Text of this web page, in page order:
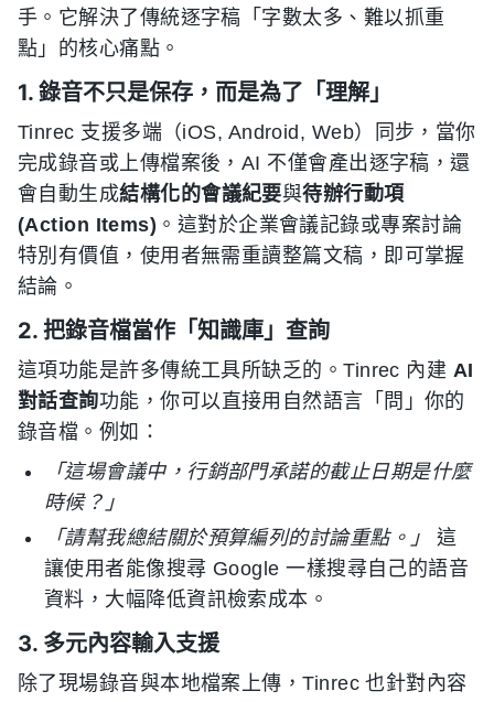
手。它解決了傳統逐字稿「字數太多、難以抓重
點」的核心痛點。
1. 錄音不只是保存，而是為了「理解」
Tinrec 支援多端（iOS, Android, Web）同步，當你
完成錄音或上傳檔案後，AI 不僅會產出逐字稿，還
會自動生成結構化的會議紀要與待辦行動項
(Action Items) 。這對於企業會議記錄或專案討論
特別有價值，使用者無需重讀整篇文稿，即可掌握
結論。
2. 把錄音檔當作「知識庫」查詢
這項功能是許多傳統工具所缺乏的。Tinrec 內建 AI
對話查詢功能，你可以直接用自然語言「問」你的
錄音檔。例如：
「這場會議中，行銷部門承諾的截止日期是什麼
時候？」
「請幫我總結關於預算編列的討論重點。」
這
讓使用者能像搜尋 Google 一樣搜尋自己的語音
資料，大幅降低資訊檢索成本。
3. 多元內容輸入支援
除了現場錄音與本地檔案上傳，Tinrec 也針對內容